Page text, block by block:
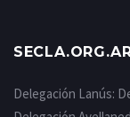
Delegación Lanús: